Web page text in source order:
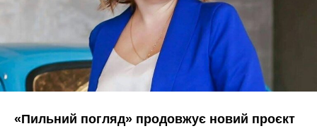
«Пильний погляд» продовжує новий проєкт